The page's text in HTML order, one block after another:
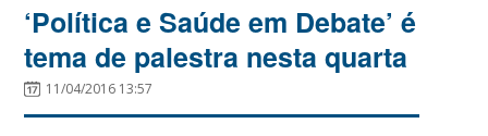
‘Política e Saúde em Debate’ é
tema de palestra nesta quarta
11/04/2016 13:57